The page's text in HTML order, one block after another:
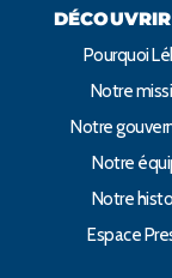
Pourquoi
Notre
Notre
Notre
Notre
Espace